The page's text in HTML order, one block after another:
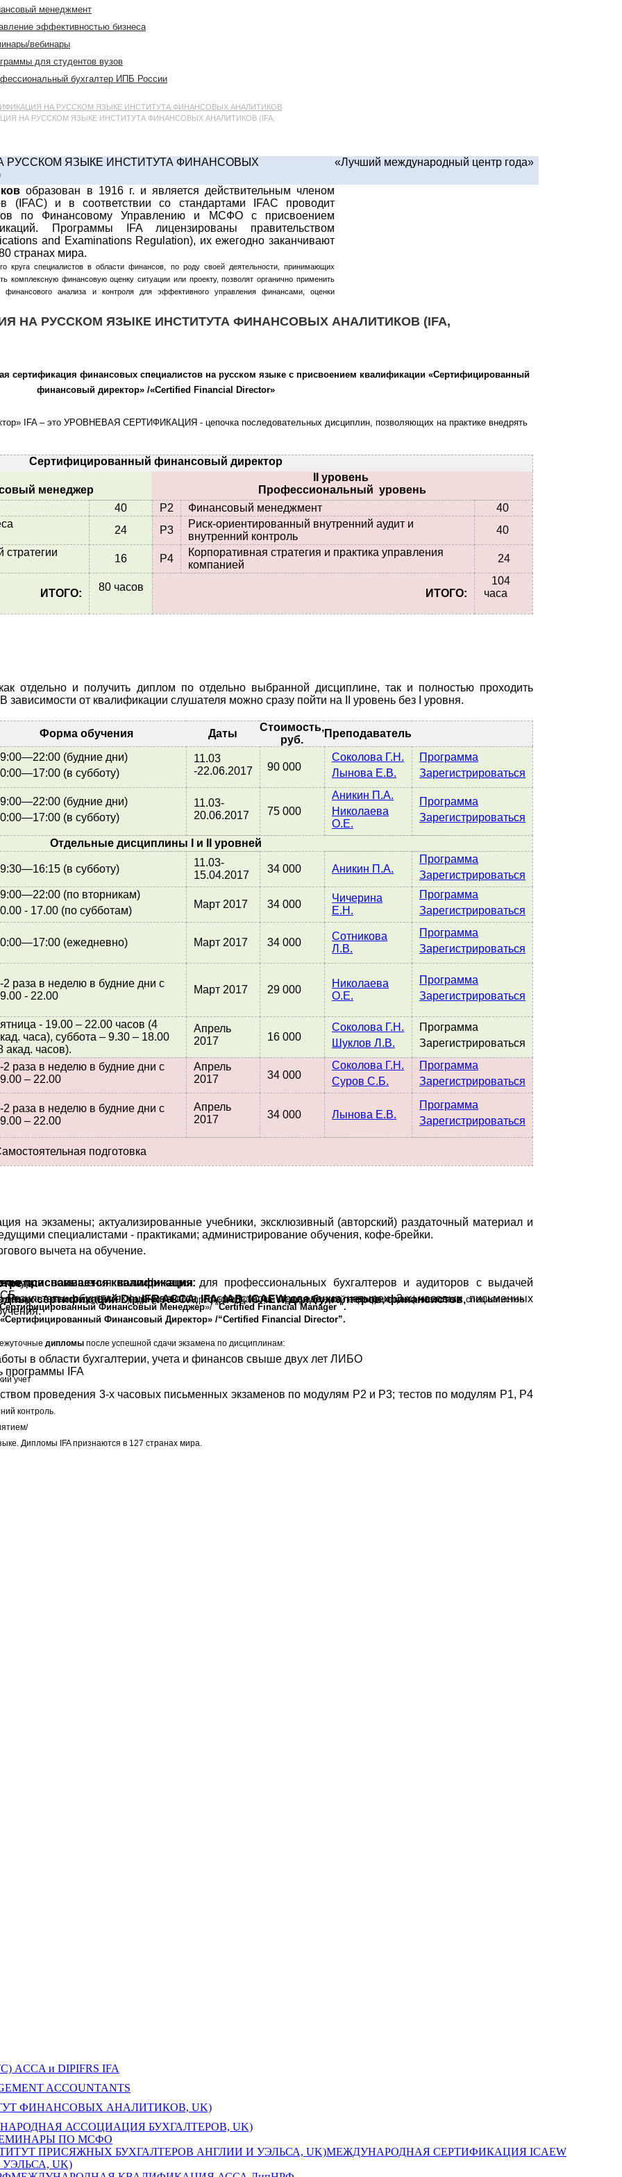
менеджмент
эффективностью бизнеса
вебинары
для студентов вузов
бухгалтер ИПБ России
НА РУССКОМ ЯЗЫКЕ ИНСТИТУТА ФИНАНСОВЫХ АНАЛИТИКОВ
НА РУССКОМ ЯЗЫКЕ ИНСТИТУТА ФИНАНСОВЫХ АНАЛИТИКОВ (IFA,
ЯЗЫКЕ ИНСТИТУТА ФИНАНСОВЫХ
«Лучший международный центр года»
образован в 1916 г. и является действительным членом
(IFAC) и в соответствии со стандартами IFAC проводит
по Финансовому Управлению и МСФО с присвоением
Программы IFA лицензированы правительством
and Examinations Regulation), их ежегодно заканчивают
странах мира.
круга специалистов в области финансов, по роду своей деятельности, принимающих
комплексную финансовую оценку ситуации или проекту, позволят органично применить
анализа и контроля для эффективного управления финансами, оценки
НА РУССКОМ ЯЗЫКЕ ИНСТИТУТА ФИНАНСОВЫХ АНАЛИТИКОВ (IFA,
сертификация финансовых специалистов на русском языке с присвоением квалификации «Сертифицированный
финансовый директор» /«Certified Financial Director»
IFA – это УРОВНЕВАЯ СЕРТИФИКАЦИЯ - цепочка последовательных дисциплин, позволяющих на практике внедрять
Сертифицированный финансовый директор
менеджер
II уровень
Профессиональный уровень
40 P2 Финансовый менеджмент
40
бизнеса
24 P3
Риск-ориентированный внутренний аудит и
внутренний контроль
40
16 P4
Корпоративная стратегия и практика управления
компанией
24
ИТОГО:
80 часов
ИТОГО:
104
часа
отдельно и получить диплом по отдельно выбранной дисциплине, так и полностью проходить
от квалификации слушателя можно сразу пойти на II уровень без I уровня.
Форма обучения Даты
Стоимость,
руб.
Преподаватель
(будние дни)
(в субботу)
11.03
-22.06.2017
90 000
Соколова Г.Н.
Лынова Е.В.
Программа
Зарегистрироваться
(будние дни)
(в субботу)
11.03-
20.06.2017
75 000
Аникин П.А.
Николаева
О.Е.
Программа
Зарегистрироваться
Отдельные дисциплины I и II уровней
(в субботу)
11.03-
15.04.2017
34 000 Аникин П.А.
Программа
Зарегистрироваться
(по вторникам)
- 17.00 (по субботам)
Март 2017 34 000
Чичерина
Е.Н.
Программа
Зарегистрироваться
(ежедневно) Март 2017 34 000
Сотникова
Л.В.
Программа
Зарегистрироваться
2 раза в неделю в будние дни с
- 22.00
Март 2017 29 000
Николаева
О.Е.
Программа
Зарегистрироваться
- 19.00 – 22.00 часов (4
часа), суббота – 9.30 – 18.00
акад. часов).
Апрель
2017
16 000
Соколова Г.Н.
Шуклов Л.В.
Программа
Зарегистрироваться
2 раза в неделю в будние дни с
– 22.00
Апрель
2017
34 000
Соколова Г.Н.
Суров С.Б.
Программа
Зарегистрироваться
2 раза в неделю в будние дни с
– 22.00
Апрель
2017
34 000 Лынова Е.В.
Программа
Зарегистрироваться
подготовка
на экзамены; актуализированные учебники, эксклюзивный (авторский) раздаточный материал и
специалистами - практиками; администрирование обучения, кофе-брейки.
вычета на обучение.
Аналитиков (IFA,UK)-единственной профессиональной международной сертификации финансовых специалистов
обучения оцениваются посредством проведения четырех 3-х часовых письменных
в области бухгалтерии, учета и финансов свыше двух лет ЛИБО
программы IFA
проведения 3-х часовых письменных экзаменов по модулям Р2 и Р3; тестов по модулям Р1, Р4
присваивается квалификация:
Финансовый Менеджер»/ "Certified FinancialManager ".
«Сертифицированный Финансовый Директор» /“Certified Financial Director”.
дипломы после успешной сдачи экзамена по дисциплинам:
учет
контроль.
Дипломы IFA признаются в 127 странах мира.
повышения квалификации для профессиональных бухгалтеров и аудиторов с выдачей
сертификаций Dip IFR ACCA, IFA, IAB, ICAEW для бухгалтеров, финансистов,
и DIPIFRS IFA
ACCOUNTANTS
ФИНАНСОВЫХ АНАЛИТИКОВ, UK)
АССОЦИАЦИЯ БУХГАЛТЕРОВ, UK)
ПО МСФО
МЕЖДУНАРОДНАЯ СЕРТИФИКАЦИЯ ICAEW
UK)